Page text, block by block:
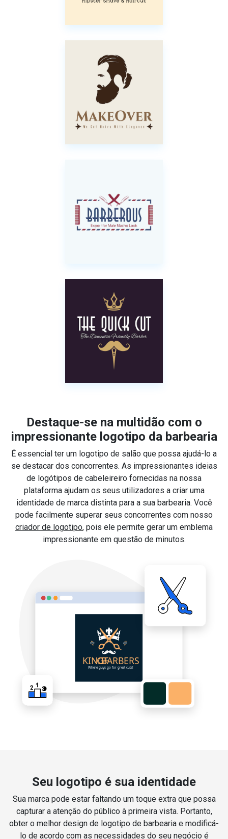
Destaque-se na multidão com o
impressionante logotipo da barbearia
É essencial ter um logotipo de salão que possa ajudá-lo a
se destacar dos concorrentes. As impressionantes ideias
de logótipos de cabeleireiro fornecidas na nossa
plataforma ajudam os seus utilizadores a criar uma
identidade de marca distinta para a sua barbearia. Você
pode facilmente superar seus concorrentes com nosso
criador de logotipo, pois ele permite gerar um emblema
impressionante em questão de minutos.
Seu logotipo é sua identidade
Sua marca pode estar faltando um toque extra que possa
capturar a atenção do público à primeira vista. Portanto,
obter o melhor design de logotipo de barbearia e modificá-
lo de acordo com as necessidades do seu negócio é